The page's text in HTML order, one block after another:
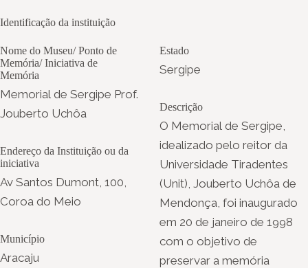
Identificação da instituição
Nome do Museu/ Ponto de
Memória/ Iniciativa de
Memória
Memorial de Sergipe Prof.
Jouberto Uchôa
Endereço da Instituição ou da
iniciativa
Av Santos Dumont, 100,
Coroa do Meio
Município
Aracaju
Estado
Sergipe
Descrição
O Memorial de Sergipe,
idealizado pelo reitor da
Universidade Tiradentes
(Unit), Jouberto Uchôa de
Mendonça, foi inaugurado
em 20 de janeiro de 1998
com o objetivo de
preservar a memória